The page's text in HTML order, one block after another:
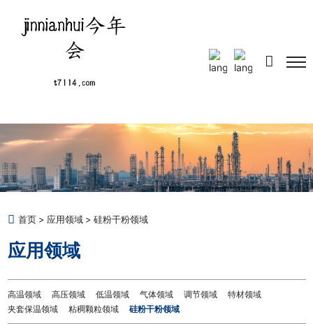
Select Language
首页 应用领域 硅粉干粉领域
应用领域
高温领域 高压领域 低温领域 气体领域 调节领域
特材领域
夹套保温领域
粘稠颗粒领域 硅粉干粉领域